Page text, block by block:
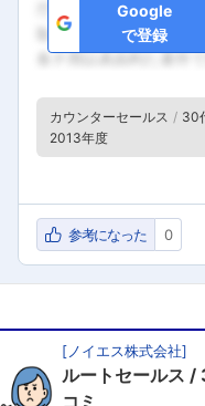
フ
こちらの企
Google
で登録
カウンターセールス 30
2013年度
参考になった 0
[ ノイエス株式会社]
ルートセールス
コミ